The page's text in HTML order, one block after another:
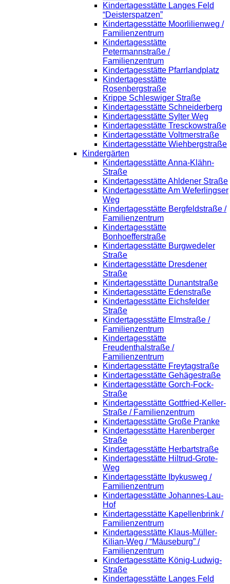
Kindertagesstätte Langes Feld
“Deisterspatzen”
Kindertagesstätte Moorlilienweg /
Familienzentrum
Kindertagesstätte
Petermannstraße /
Familienzentrum
Kindertagesstätte Pfarrlandplatz
Kindertagesstätte
Rosenbergstraße
Krippe Schleswiger Straße
Kindertagesstätte Schneiderberg
Kindertagesstätte Sylter Weg
Kindertagesstätte Tresckowstraße
Kindertagesstätte Voltmerstraße
Kindertagesstätte Wiehbergstraße
Kindergärten
Kindertagesstätte Anna-Klähn-
Straße
Kindertagesstätte Ahldener Straße
Kindertagesstätte Am Weferlingser
Weg
Kindertagesstätte Bergfeldstraße /
Familienzentrum
Kindertagesstätte
Bonhoefferstraße
Kindertagesstätte Burgwedeler
Straße
Kindertagesstätte Dresdener
Straße
Kindertagesstätte Dunantstraße
Kindertagesstätte Edenstraße
Kindertagesstätte Eichsfelder
Straße
Kindertagesstätte Elmstraße /
Familienzentrum
Kindertagesstätte
Freudenthalstraße /
Familienzentrum
Kindertagesstätte Freytagstraße
Kindertagesstätte Gehägestraße
Kindertagesstätte Gorch-Fock-
Straße
Kindertagesstätte Gottfried-Keller-
Straße / Familienzentrum
Kindertagesstätte Große Pranke
Kindertagesstätte Harenberger
Straße
Kindertagesstätte Herbartstraße
Kindertagesstätte Hiltrud-Grote-
Weg
Kindertagesstätte Ibykusweg /
Familienzentrum
Kindertagesstätte Johannes-Lau-
Hof
Kindertagesstätte Kapellenbrink /
Familienzentrum
Kindertagesstätte Klaus-Müller-
Kilian-Weg / “Mäuseburg” /
Familienzentrum
Kindertagesstätte König-Ludwig-
Straße
Kindertagesstätte Langes Feld